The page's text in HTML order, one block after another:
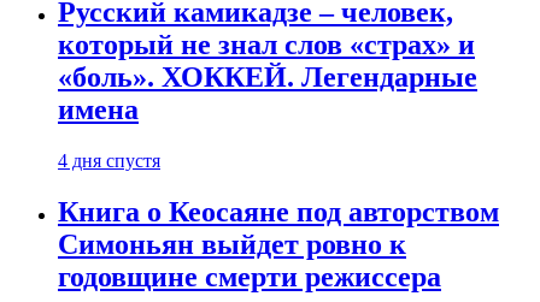
Русский камикадзе – человек,
который не знал слов «страх» и
«боль». ХОККЕЙ. Легендарные
имена
4 дня спустя
Книга о Кеосаяне под авторством
Симоньян выйдет ровно к
годовщине смерти режиссера